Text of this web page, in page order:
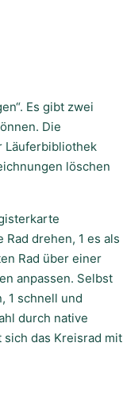
Es gibt zwei
Die
Läuferbibliothek
löschen
drehen, 1 es als
Rad über einer
anpassen. Selbst
1 schnell und
durch native
das Kreisrad mit